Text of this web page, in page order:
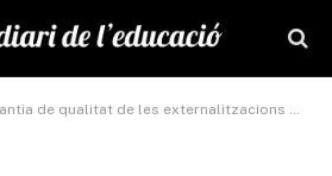
de les externalitzacions o cavall de Troia contra el sector públic?